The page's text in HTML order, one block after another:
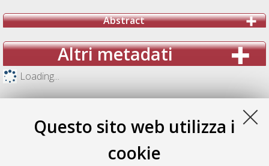
Questo sito web utilizza i
cookie
Abstract
Altri metadati
Loading...